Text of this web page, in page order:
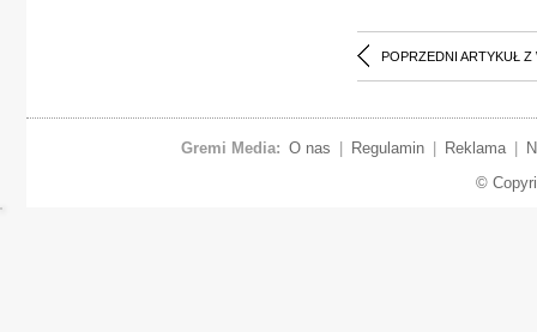
POPRZEDNI ARTYKUŁ Z
Gremi Media: O nas Regulamin Reklama
©